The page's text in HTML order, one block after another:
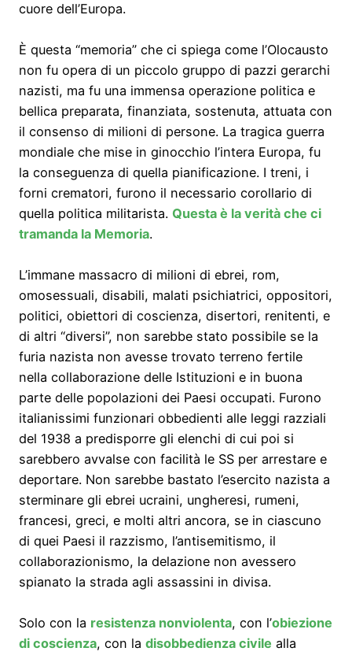
cuore dell’Europa.
È questa “memoria” che ci spiega come l’Olocausto
non fu opera di un piccolo gruppo di pazzi gerarchi
nazisti, ma fu una immensa operazione politica e
bellica preparata, finanziata, sostenuta, attuata con
il consenso di milioni di persone. La tragica guerra
mondiale che mise in ginocchio l’intera Europa, fu
la conseguenza di quella pianificazione. I treni, i
forni crematori, furono il necessario corollario di
quella politica militarista. Questa è la verità che ci
tramanda la Memoria.
L’immane massacro di milioni di ebrei, rom,
omosessuali, disabili, malati psichiatrici, oppositori,
politici, obiettori di coscienza, disertori, renitenti, e
di altri “diversi”, non sarebbe stato possibile se la
furia nazista non avesse trovato terreno fertile
nella collaborazione delle Istituzioni e in buona
parte delle popolazioni dei Paesi occupati. Furono
italianissimi funzionari obbedienti alle leggi razziali
del 1938 a predisporre gli elenchi di cui poi si
sarebbero avvalse con facilità le SS per arrestare e
deportare. Non sarebbe bastato l’esercito nazista a
sterminare gli ebrei ucraini, ungheresi, rumeni,
francesi, greci, e molti altri ancora, se in ciascuno
di quei Paesi il razzismo, l’antisemitismo, il
collaborazionismo, la delazione non avessero
spianato la strada agli assassini in divisa.
Solo con la resistenza nonviolenta, con l’obiezione
di coscienza, con la disobbedienza civile alla